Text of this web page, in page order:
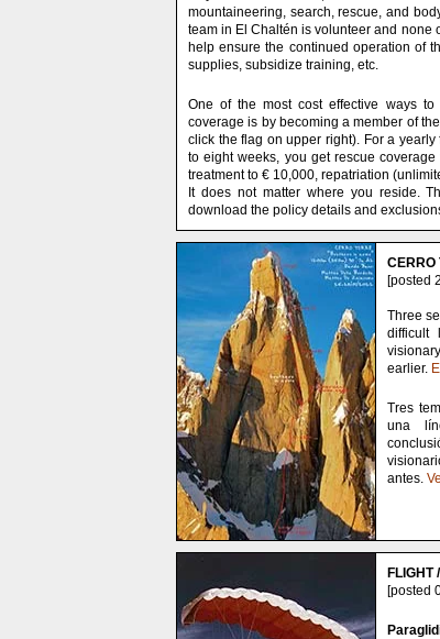
mountaineering, search, rescue, and
team in El Chaltén is volunteer and none
help ensure the continued operation of
supplies, subsidize training, etc.
One of the most cost effective ways to
coverage is by becoming a member of the
click the flag on upper right). For a
to eight weeks, you get rescue
treatment to € 10,000, repatriation
It does not matter where you reside.
download the policy details and
[posted
Three
difficult
earlier.
Tres
una
antes.
FLIGHT
[posted